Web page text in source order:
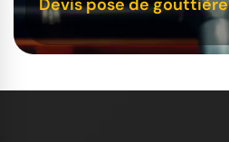
Devis pose de gouttière